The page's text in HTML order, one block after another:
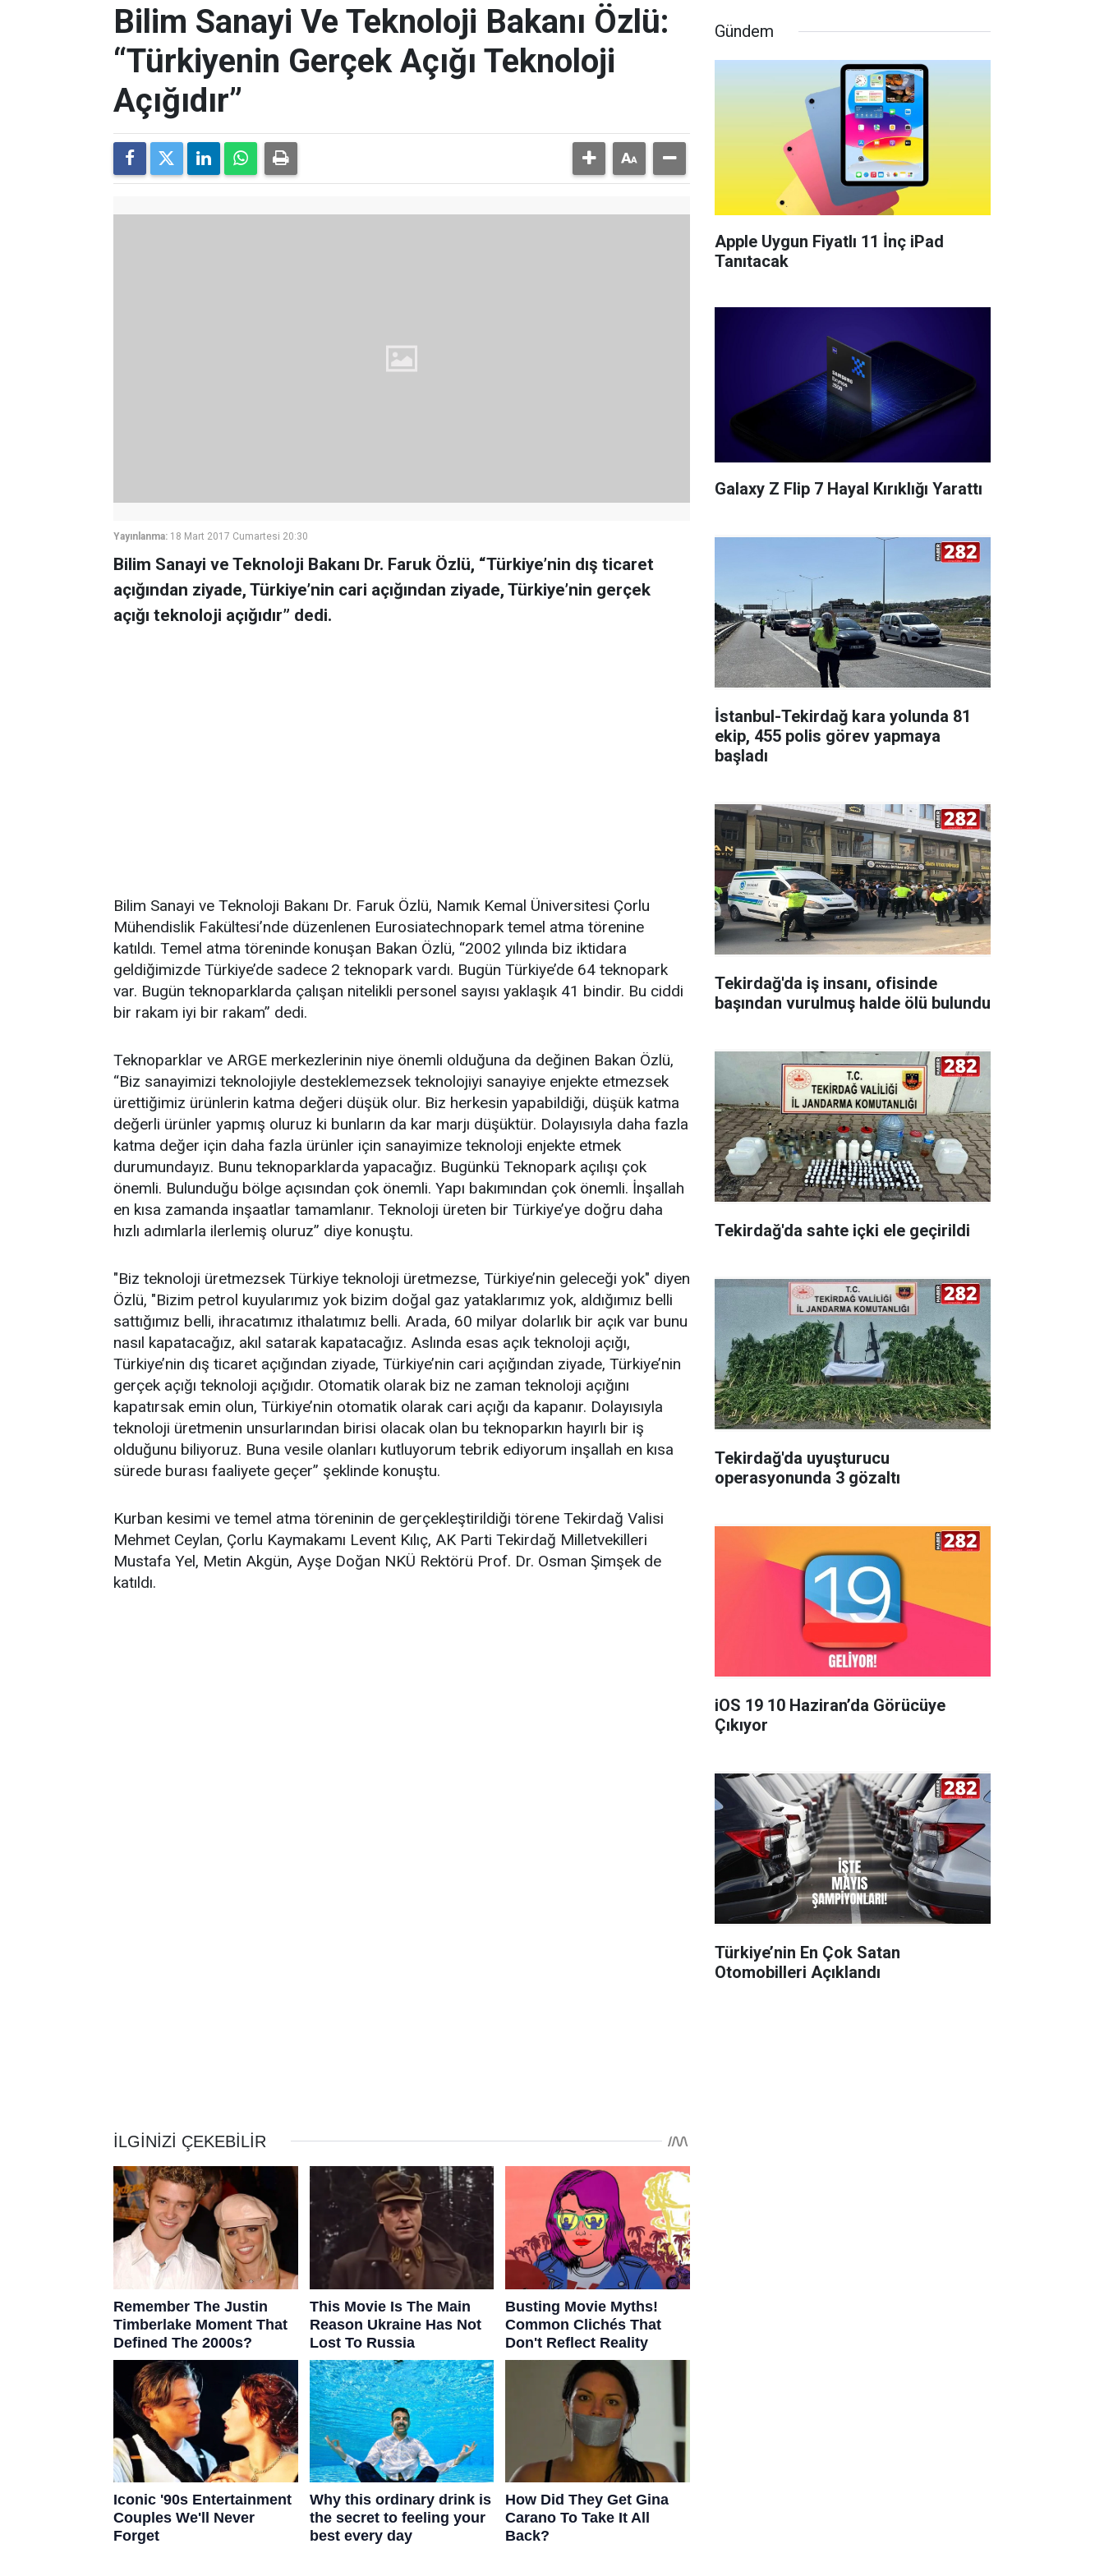
Bilim Sanayi Ve Teknoloji Bakanı Özlü:
“Türkiyenin Gerçek Açığı Teknoloji
Açığıdır”
Yayınlanma: 18 Mart 2017 Cumartesi 20:30
Bilim Sanayi ve Teknoloji Bakanı Dr. Faruk Özlü, “Türkiye’nin dış ticaret
açığından ziyade, Türkiye’nin cari açığından ziyade, Türkiye’nin gerçek
açığı teknoloji açığıdır” dedi.
Bilim Sanayi ve Teknoloji Bakanı Dr. Faruk Özlü, Namık Kemal Üniversitesi Çorlu
Mühendislik Fakültesi’nde düzenlenen Eurosiatechnopark temel atma törenine
katıldı. Temel atma töreninde konuşan Bakan Özlü, “2002 yılında biz iktidara
geldiğimizde Türkiye’de sadece 2 teknopark vardı. Bugün Türkiye’de 64 teknopark
var. Bugün teknoparklarda çalışan nitelikli personel sayısı yaklaşık 41 bindir. Bu ciddi
bir rakam iyi bir rakam” dedi.
Teknoparklar ve ARGE merkezlerinin niye önemli olduğuna da değinen Bakan Özlü,
“Biz sanayimizi teknolojiyle desteklemezsek teknolojiyi sanayiye enjekte etmezsek
ürettiğimiz ürünlerin katma değeri düşük olur. Biz herkesin yapabildiği, düşük katma
değerli ürünler yapmış oluruz ki bunların da kar marjı düşüktür. Dolayısıyla daha fazla
katma değer için daha fazla ürünler için sanayimize teknoloji enjekte etmek
durumundayız. Bunu teknoparklarda yapacağız. Bugünkü Teknopark açılışı çok
önemli. Bulunduğu bölge açısından çok önemli. Yapı bakımından çok önemli. İnşallah
en kısa zamanda inşaatlar tamamlanır. Teknoloji üreten bir Türkiye’ye doğru daha
hızlı adımlarla ilerlemiş oluruz” diye konuştu.
"Biz teknoloji üretmezsek Türkiye teknoloji üretmezse, Türkiye’nin geleceği yok" diyen
Özlü, "Bizim petrol kuyularımız yok bizim doğal gaz yataklarımız yok, aldığımız belli
sattığımız belli, ihracatımız ithalatımız belli. Arada, 60 milyar dolarlık bir açık var bunu
nasıl kapatacağız, akıl satarak kapatacağız. Aslında esas açık teknoloji açığı,
Türkiye’nin dış ticaret açığından ziyade, Türkiye’nin cari açığından ziyade, Türkiye’nin
gerçek açığı teknoloji açığıdır. Otomatik olarak biz ne zaman teknoloji açığını
kapatırsak emin olun, Türkiye’nin otomatik olarak cari açığı da kapanır. Dolayısıyla
teknoloji üretmenin unsurlarından birisi olacak olan bu teknoparkın hayırlı bir iş
olduğunu biliyoruz. Buna vesile olanları kutluyorum tebrik ediyorum inşallah en kısa
sürede burası faaliyete geçer” şeklinde konuştu.
Kurban kesimi ve temel atma töreninin de gerçekleştirildiği törene Tekirdağ Valisi
Mehmet Ceylan, Çorlu Kaymakamı Levent Kılıç, AK Parti Tekirdağ Milletvekilleri
Mustafa Yel, Metin Akgün, Ayşe Doğan NKÜ Rektörü Prof. Dr. Osman Şimşek de
katıldı.
Gündem
Apple Uygun Fiyatlı 11 İnç iPad
Tanıtacak
Galaxy Z Flip 7 Hayal Kırıklığı Yarattı
İstanbul-Tekirdağ kara yolunda 81
ekip, 455 polis görev yapmaya
başladı
Tekirdağ'da iş insanı, ofisinde
başından vurulmuş halde ölü bulundu
Tekirdağ'da sahte içki ele geçirildi
Tekirdağ'da uyuşturucu
operasyonunda 3 gözaltı
iOS 19 10 Haziran’da Görücüye
Çıkıyor
Türkiye’nin En Çok Satan
Otomobilleri Açıklandı